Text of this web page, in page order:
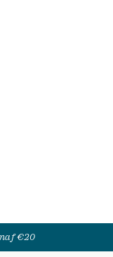
€20